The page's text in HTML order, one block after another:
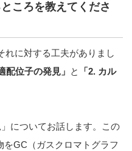
ころを教えてくださ
れに対する工夫がありまし
配位子の発見」 と
「2. カル
についてお話します。この
GC（ガスクロマトグラフ